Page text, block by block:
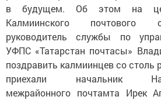
в будущем. Об этом на
Калмиинского почтового
руководитель службы по
УФПС «Татарстан почтасы»
поздравить калмиинцев со
приехали начальник
межрайонного почтамта Ирек